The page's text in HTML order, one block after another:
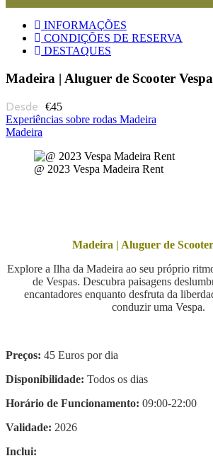
INFORMAÇÕES
CONDIÇÕES DE RESERVA
DESTAQUES
Madeira | Aluguer de Scooter Vespa
€45
Experiências sobre rodas Madeira
Madeira
@ 2023 Vespa Madeira Rent
Madeira | Aluguer de
Explore a Ilha da Madeira ao seu próprio
de Vespas. Descubra paisagens
encantadores enquanto desfruta da
conduzir uma Vespa.
Preços: 45 Euros por dia
Disponibilidade: Todos os dias
Horário de Funcionamento: 09:00-22:00
Validade: 2026
Inclui: